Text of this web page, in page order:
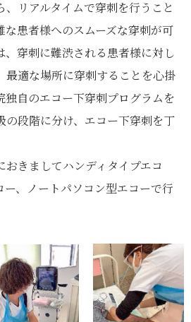
リアルタイムで穿刺を行うこと
な患者様へのスムーズな穿刺が可
、穿刺に難渋される患者様に対し
最適な場所に穿刺することを心掛
独自のエコー下穿刺プログラムを
の段階に分け、エコー下穿刺を丁
きましてハンディタイプエコ
、ノートパソコン型エコーで行